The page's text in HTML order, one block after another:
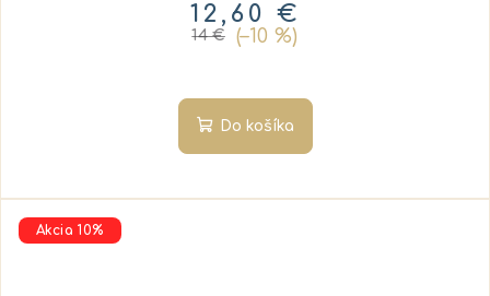
12,60 €
14 € (–10 %)
Do košíka
Akcia 10%